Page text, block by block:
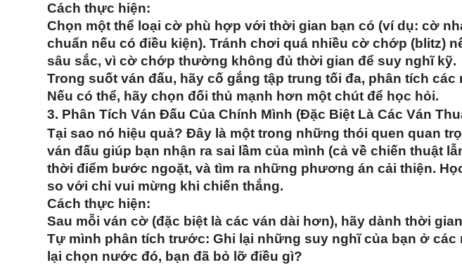
Cách thực hiện:
Chọn một thể loại cờ phù hợp với thời gian bạn có (ví dụ: cờ
chuẩn nếu có điều kiện). Tránh chơi quá nhiều cờ chớp (blitz)
sâu sắc, vì cờ chớp thường không đủ thời gian để suy nghĩ kỹ.
Trong suốt ván đấu, hãy cố gắng tập trung tối đa, phân tích
Nếu có thể, hãy chọn đối thủ mạnh hơn một chút để học hỏi.
3. Phân Tích Ván Đấu Của Chính Mình (Đặc Biệt Là Các Ván
Tại sao nó hiệu quả? Đây là một trong những thói quen quan
ván đấu giúp bạn nhận ra sai lầm của mình (cả về chiến thuật
thời điểm bước ngoặt, và tìm ra những phương án cải thiện.
so với chỉ vui mừng khi chiến thắng.
Cách thực hiện:
Sau mỗi ván cờ (đặc biệt là các ván dài hơn), hãy dành thời
Tự mình phân tích trước: Ghi lại những suy nghĩ của bạn ở
lại chọn nước đó, bạn đã bỏ lỡ điều gì?